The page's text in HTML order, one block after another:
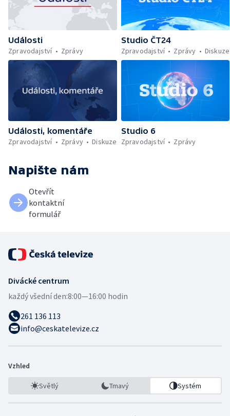
Události
Zpravodajství
Zprávy
Studio ČT24
Zpravodajství
Zprávy Diskuze
Události, komentáře
Zpravodajství
Zprávy Diskuze
Studio 6
Zpravodajství
Zprávy
Napište nám
Otevřít
kontaktní
formulář
Divácké centrum
každý všední den:8:00—16:00 hodin
261 136 113
info@ceskatelevize.cz
Vzhled
Světlý Tmavý Systém